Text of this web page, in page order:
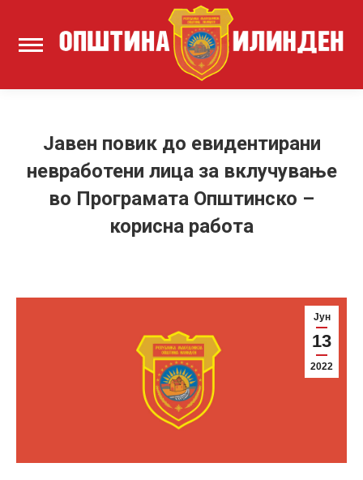
Јавен повик до евидентирани
невработени лица за вклучување
во Програмата Општинско –
корисна работа
Јун
13
2022